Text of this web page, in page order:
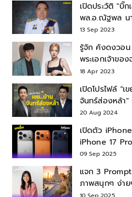
เปิดประวัติ "บิ๊ก
พล.อ.ณัฐพล น
พาณิชย์ จากเลข
สมช.-เลขาฯ
รมว.กลาโหม
13 Sep 2023
รู้จัก คังดงวอน
พระเอกเจ้าของ
สมบัติแห่งชาติ
18 Apr 2023
เปิดโปรไฟล์ "เ
จันทร์ส่องหล้า"
บังเหียนธุรกิจตร
"ชินวัตร"
20 Aug 2024
เปิดตัว
iPhone 17
iPhone 17 Air
09 Sep 2025
แจก 3 Prompt สร้
ภาพสนุกๆ ง่ายๆ